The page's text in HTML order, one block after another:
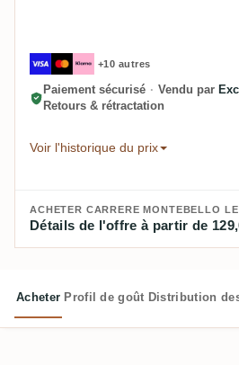
+10 autres
Paiement sécurisé · Vendu par
Retours & rétractation
Voir l'historique du prix
Détails de l'offre à partir de
Acheter Profil de goût Distribution